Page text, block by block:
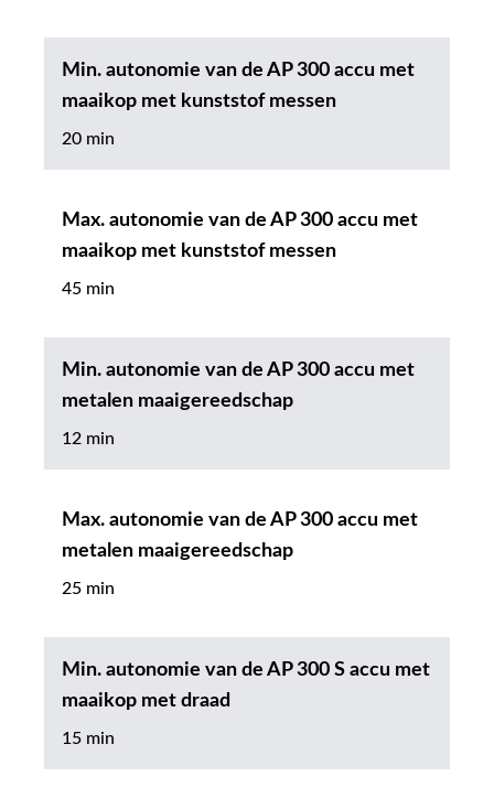
Min. autonomie van de AP 300 accu met
maaikop met kunststof messen
20 min
Max. autonomie van de AP 300 accu met
maaikop met kunststof messen
45 min
Min. autonomie van de AP 300 accu met
metalen maaigereedschap
12 min
Max. autonomie van de AP 300 accu met
metalen maaigereedschap
25 min
Min. autonomie van de AP 300 S accu met
maaikop met draad
15 min